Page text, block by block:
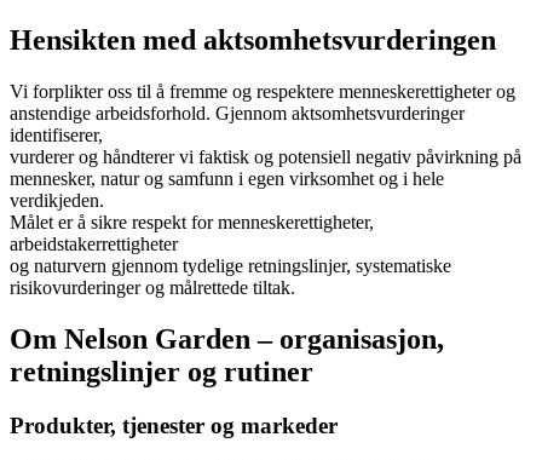
Hensikten med aktsomhetsvurderingen
Vi forplikter oss til å fremme og respektere menneskerettigheter og
anstendige arbeidsforhold. Gjennom aktsomhetsvurderinger
identifiserer,
vurderer og håndterer vi faktisk og potensiell negativ påvirkning på
mennesker, natur og samfunn i egen virksomhet og i hele
verdikjeden.
Målet er å sikre respekt for menneskerettigheter,
arbeidstakerrettigheter
og naturvern gjennom tydelige retningslinjer, systematiske
risikovurderinger og målrettede tiltak.
Om Nelson Garden – organisasjon,
retningslinjer og rutiner
Produkter, tjenester og markeder